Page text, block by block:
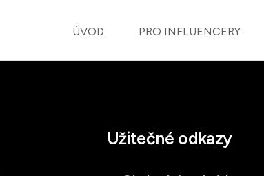
ÚVOD PRO INFLUENCERY
Užitečné odkazy